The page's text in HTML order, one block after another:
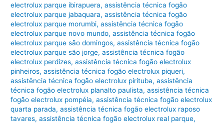
electrolux parque ibirapuera,assistência técnica fogão
electrolux parque jabaquara,assistência técnica fogão
electrolux parque morumbi,assistência técnica fogão
electrolux parque novo mundo,assistência técnica fogão
electrolux parque são domingos,assistência técnica fogão
electrolux parque são jorge,assistência técnica fogão
electrolux perdizes,assistência técnica fogão electrolux
pinheiros,assistência técnica fogão electrolux piqueri,
assistência técnica fogão electrolux pirituba,assistência
técnica fogão electrolux planalto paulista,assistência técnica
fogão electrolux pompéia,assistência técnica fogão electrolux
quarta parada,assistência técnica fogão electrolux raposo
tavares,assistência técnica fogão electrolux real parque,